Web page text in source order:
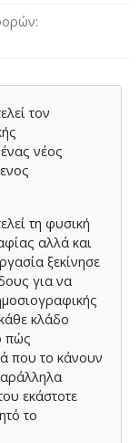
τον
νέος
τη φυσική
αλλά και
ξεκίνησε
για να
κλάδο
πώς
που το κάνουν
εκάστοτε
το